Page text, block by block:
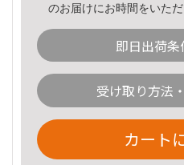
のお届けにお時間をいた
即日出荷
受け取り方法
カート